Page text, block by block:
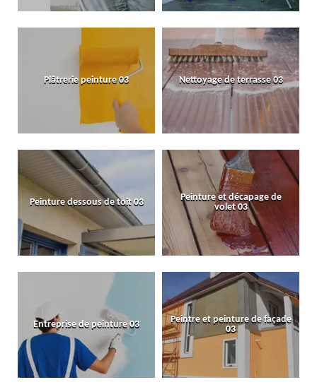
Plâtrerie peinture 03 Nettoyage de terrasse 03
Peinture dessous de toit 03
Peinture et décapage de
volet 03
Entreprise de peinture 03
Peintre et peinture de façade
03